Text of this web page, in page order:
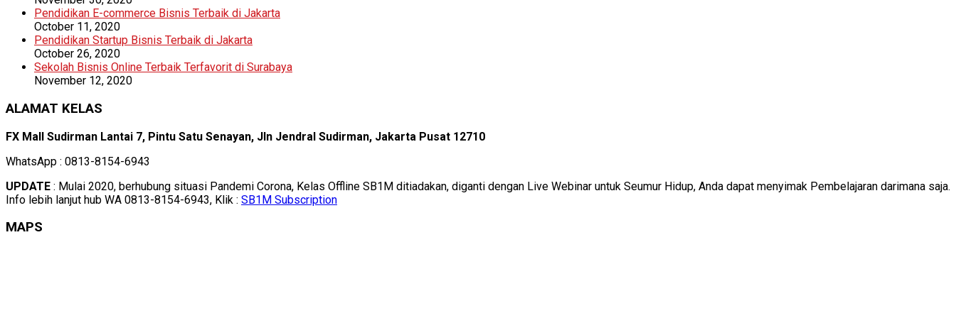
Pendidikan E-commerce Bisnis Terbaik di Jakarta
October 11, 2020
Pendidikan Startup Bisnis Terbaik di Jakarta
October 26, 2020
Sekolah Bisnis Online Terbaik Terfavorit di Surabaya
November 12, 2020
ALAMAT KELAS
FX Mall Sudirman Lantai 7, Pintu Satu Senayan, Jln Jendral Sudirman, Jakarta Pusat 12710
WhatsApp : 0813-8154-6943
UPDATE : Mulai 2020, berhubung situasi Pandemi Corona, Kelas Offline SB1M ditiadakan, diganti dengan Live Webinar untuk Seumur Hidup, Anda dapat menyimak Pembelajaran darimana saja.
Info lebih lanjut hub WA 0813-8154-6943, Klik : SB1M Subscription
MAPS